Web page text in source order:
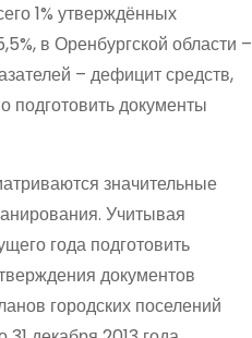
1% утверждённых
в Оренбургской области –
– дефицит средств,
подготовить документы
значительные
Учитывая
года подготовить
документов
городских поселений